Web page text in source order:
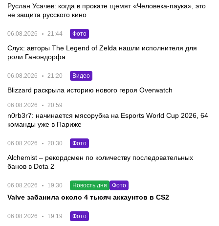
Руслан Усачев: когда в прокате щемят «Человека-паука», это
не защита русского кино
06.08.2026 21:44 Фото
Слух: авторы The Legend of Zelda нашли исполнителя для
роли Ганондорфа
06.08.2026 21:20 Видео
Blizzard раскрыла историю нового героя Overwatch
06.08.2026 20:59
n0rb3r7: начинается мясорубка на Esports World Cup 2026, 64
команды уже в Париже
06.08.2026 20:30 Фото
Alchemist – рекордсмен по количеству последовательных
банов в Dota 2
06.08.2026 19:30 Новость дня Фото
Valve забанила около 4 тысяч аккаунтов в CS2
06.08.2026 19:19 Фото